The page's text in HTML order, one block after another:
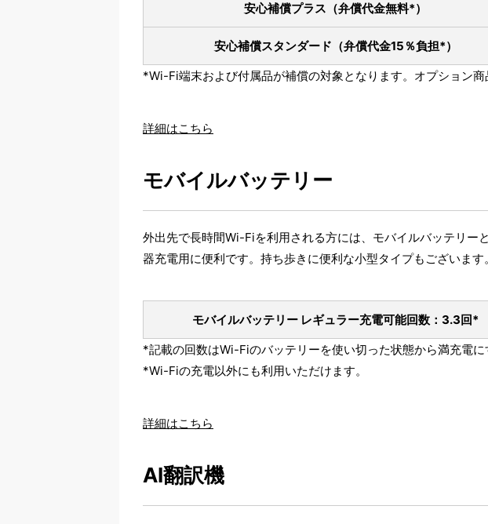
安心補償プラス （弁償代金無料*）
安心補償スタンダード （弁償代金15％負担*）
*Wi-Fi端末および付属品が補償の対象となります。オプション商
詳細はこちら
モバイルバッテリー
外出先で長時間Wi-Fiを利用される方には、モバイルバッテリー
器充電用に便利です。持ち歩きに便利な小型タイプもございます。
モバイルバッテリー レギュラー充電可能回数：3.3回*
*記載の回数はWi-Fiのバッテリーを使い切った状態から満充電
*Wi-Fiの充電以外にも利用いただけます。
詳細はこちら
AI翻訳機